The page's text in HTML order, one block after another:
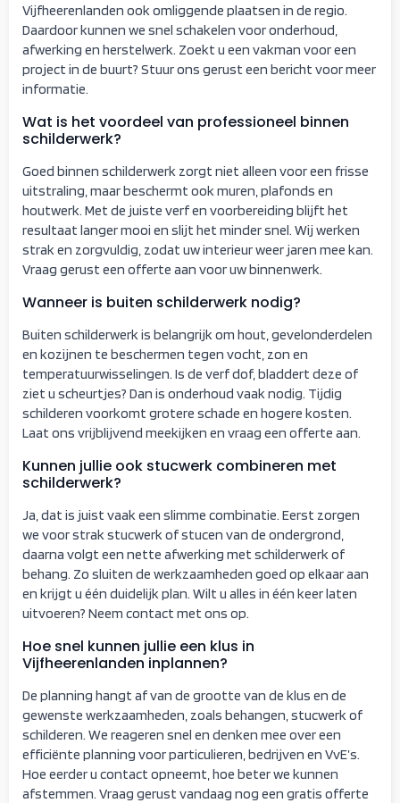
Vijfheerenlanden ook omliggende plaatsen in de regio.
Daardoor kunnen we snel schakelen voor onderhoud,
afwerking en herstelwerk. Zoekt u een vakman voor een
project in de buurt? Stuur ons gerust een bericht voor meer
informatie.
Wat is het voordeel van professioneel binnen
schilderwerk?
Goed binnen schilderwerk zorgt niet alleen voor een frisse
uitstraling, maar beschermt ook muren, plafonds en
houtwerk. Met de juiste verf en voorbereiding blijft het
resultaat langer mooi en slijt het minder snel. Wij werken
strak en zorgvuldig, zodat uw interieur weer jaren mee kan.
Vraag gerust een offerte aan voor uw binnenwerk.
Wanneer is buiten schilderwerk nodig?
Buiten schilderwerk is belangrijk om hout, gevelonderdelen
en kozijnen te beschermen tegen vocht, zon en
temperatuurwisselingen. Is de verf dof, bladdert deze of
ziet u scheurtjes? Dan is onderhoud vaak nodig. Tijdig
schilderen voorkomt grotere schade en hogere kosten.
Laat ons vrijblijvend meekijken en vraag een offerte aan.
Kunnen jullie ook stucwerk combineren met
schilderwerk?
Ja, dat is juist vaak een slimme combinatie. Eerst zorgen
we voor strak stucwerk of stucen van de ondergrond,
daarna volgt een nette afwerking met schilderwerk of
behang. Zo sluiten de werkzaamheden goed op elkaar aan
en krijgt u één duidelijk plan. Wilt u alles in één keer laten
uitvoeren? Neem contact met ons op.
Hoe snel kunnen jullie een klus in
Vijfheerenlanden inplannen?
De planning hangt af van de grootte van de klus en de
gewenste werkzaamheden, zoals behangen, stucwerk of
schilderen. We reageren snel en denken mee over een
efficiënte planning voor particulieren, bedrijven en VvE’s.
Hoe eerder u contact opneemt, hoe beter we kunnen
afstemmen. Vraag gerust vandaag nog een gratis offerte